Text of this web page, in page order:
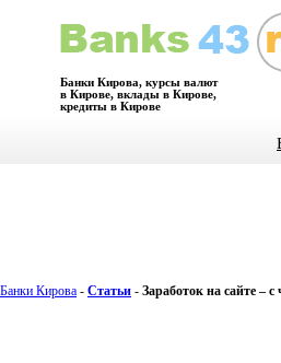
Банки Кирова, курсы валют
в Кирове, вклады в Кирове,
кредиты в Кирове
Банки Кирова - Статьи - Заработок на сайте – с